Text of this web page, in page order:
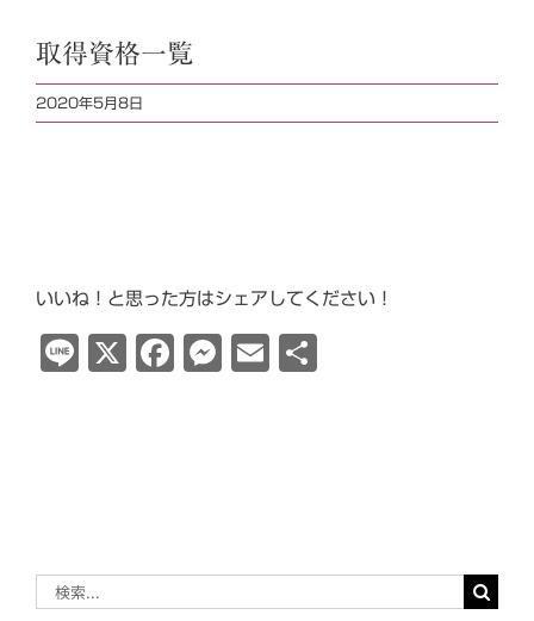
取得資格一覧
2020年5月8日
いいね！と思った方はシェアしてください！
Line
X Facebook
Messenger
Email